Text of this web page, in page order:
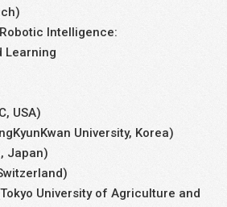
Intelligence:
Learning
USA)
University, Korea)
Japan)
University of Agriculture and